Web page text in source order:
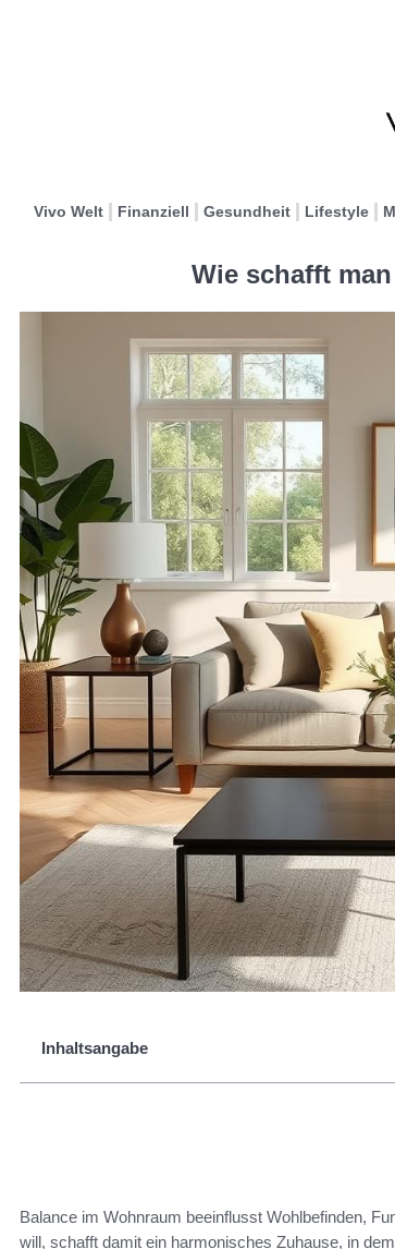
Vivo Welt Finanziell Gesundheit Lifestyle
Wie schafft
Inhaltsangabe
Balance im Wohnraum beeinflusst Wohlbefinden,
will, schafft damit ein harmonisches Zuhause, in